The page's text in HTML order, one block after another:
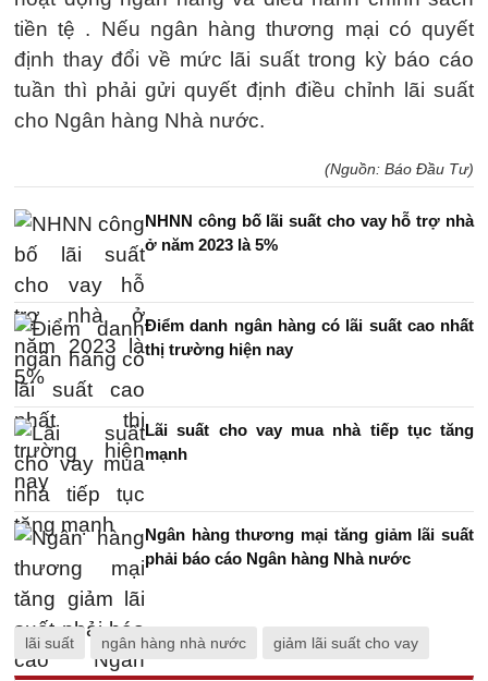
tiền tệ . Nếu ngân hàng thương mại có quyết
định thay đổi về mức lãi suất trong kỳ báo cáo
tuần thì phải gửi quyết định điều chỉnh lãi suất
cho Ngân hàng Nhà nước.
(Nguồn: Báo Đầu Tư)
NHNN công bố lãi suất cho vay hỗ trợ nhà
ở năm 2023 là 5%
Điểm danh ngân hàng có lãi suất cao nhất
thị trường hiện nay
Lãi suất cho vay mua nhà tiếp tục tăng
mạnh
Ngân hàng thương mại tăng giảm lãi suất
phải báo cáo Ngân hàng Nhà nước
lãi suất ngân hàng nhà nước giảm lãi suất cho vay